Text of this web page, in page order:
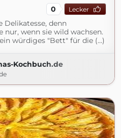
0 Lecker
Delikatesse, denn
nur, wenn sie wild wachsen.
würdiges "Bett" für die (...)
Kochbuch.de